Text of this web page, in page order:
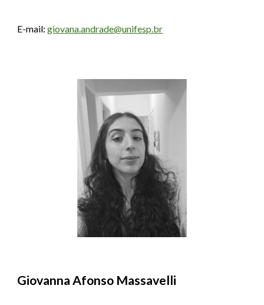
E-mail:giovana.andrade@unifesp.br
Giovanna Afonso Massavelli